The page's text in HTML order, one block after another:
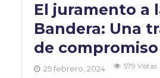
El juramento a
Bandera: Una
de
25 febrero, 2024
579 Vistas